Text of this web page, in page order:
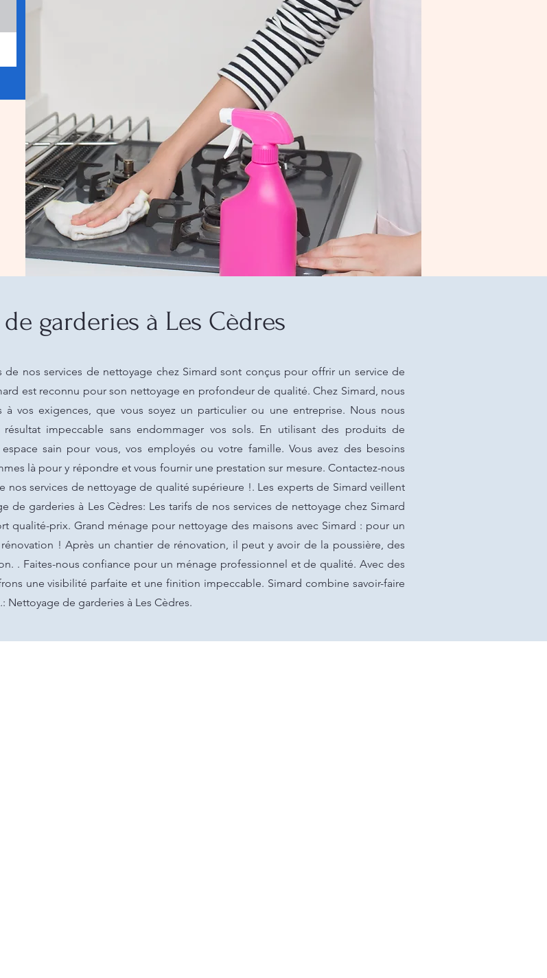
garderies à Les Cèdres
de nos services de nettoyage chez Simard sont conçus pour offrir un service de
est reconnu pour son nettoyage en profondeur de qualité. Chez Simard, nous
vos exigences, que vous soyez un particulier ou une entreprise. Nous nous
impeccable sans endommager vos sols. En utilisant des produits de
sain pour vous, vos employés ou votre famille. Vous avez des besoins
là pour y répondre et vous fournir une prestation sur mesure. Contactez-nous
services de nettoyage de qualité supérieure !. Les experts de Simard veillent
de garderies à Les Cèdres: Les tarifs de nos services de nettoyage chez Simard
qualité-prix. Grand ménage pour nettoyage des maisons avec Simard : pour un
! Après un chantier de rénovation, il peut y avoir de la poussière, des
. Faites-nous confiance pour un ménage professionnel et de qualité. Avec des
une visibilité parfaite et une finition impeccable. Simard combine savoir-faire
de garderies à Les Cèdres.